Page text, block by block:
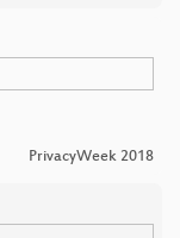
PrivacyWeek 2018